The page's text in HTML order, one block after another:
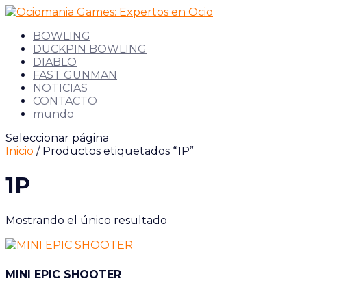
BOWLING
DUCKPIN BOWLING
DIABLO
FAST GUNMAN
NOTICIAS
CONTACTO
mundo
Seleccionar página
Inicio / Productos etiquetados “1P”
1P
Mostrando el único resultado
MINI EPIC SHOOTER